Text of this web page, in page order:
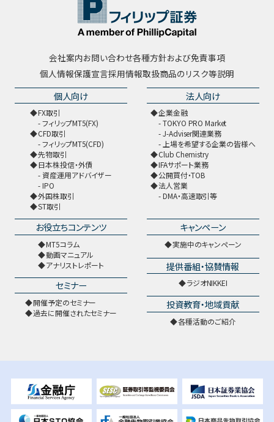
会社案内お問い合わせ各種方針および免責事項
個人情報保護宣言採用情報取扱商品のリスク等説明
個人向け
FX取引
フィリップMT5(FX)
CFD取引
フィリップMT5(CFD)
先物取引
日本株投信・外債
資産運用アドバイザー
IPO
外国株取引
ST取引
法人向け
企業金融
TOKYO PRO Market
J-Adviser関連業務
上場を希望する企業の皆様へ
Club Chemistry
IFAサポート業務
公開買付・TOB
法人営業
DMA・高速取引等
お役立ちコンテンツ
MT5コラム
動画マニュアル
アナリストレポート
セミナー
開催予定のセミナー
過去に開催されたセミナー
キャンペーン
実施中のキャンペーン
提供番組・協賛情報
ラジオNIKKEI
投資教育・地域貢献
各種活動のご紹介